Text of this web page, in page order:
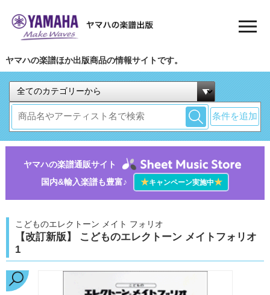
ヤマハの楽譜ほか出版商品の情報サイトです。
条件を追加
ヤマハの楽譜通販サイト
国内&輸入楽譜も豊富♪
★キャンペーン実施中★
こどものエレクトーン メイト フォリオ
【改訂新版】 こどものエレクトーン メイトフォリオ
1